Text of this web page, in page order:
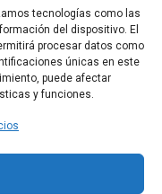
tecnologías como las
del dispositivo. El
procesar datos como
únicas en este
puede afectar
y funciones.
poner en práctica todos
Dios, como él nos
Siguiente